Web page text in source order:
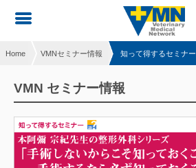
Home VMNセミナー情報 知って得するセミナー
VMN セミナー情報